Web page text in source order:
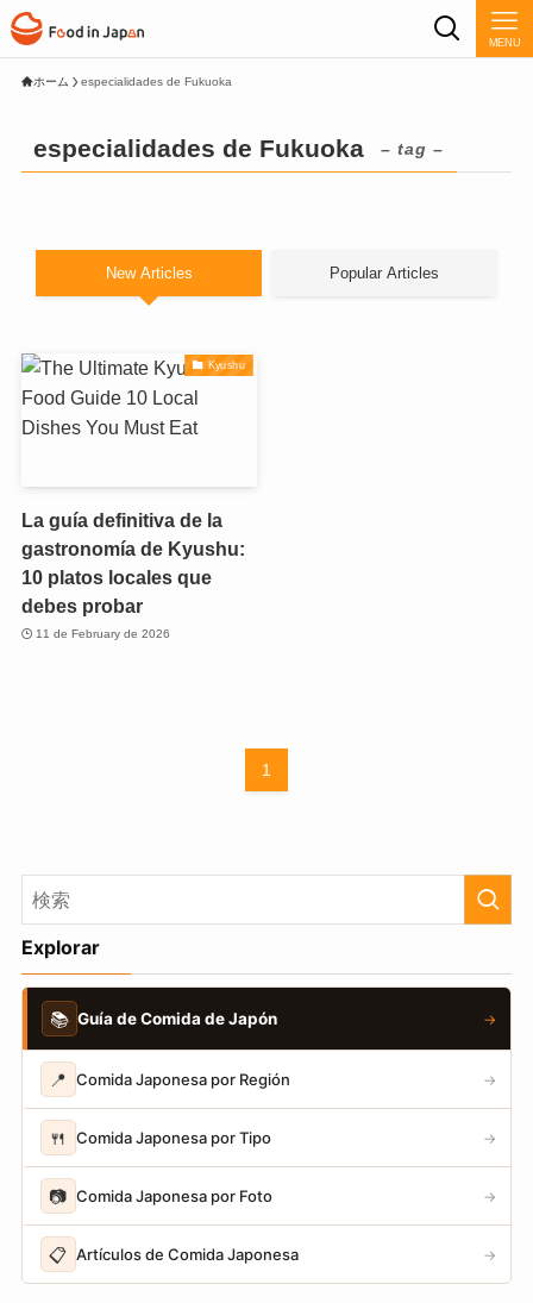
MENU
ホーム especialidades de Fukuoka
especialidades de Fukuoka – tag –
New Articles Popular Articles
Kyushu
La guía definitiva de la
gastronomía de Kyushu:
10 platos locales que
debes probar
11 de February de 2026
1
Explorar
📚 Guía de Comida de Japón →
📍 Comida Japonesa por Región →
🍴 Comida Japonesa por Tipo →
📷 Comida Japonesa por Foto →
📋 Artículos de Comida Japonesa →